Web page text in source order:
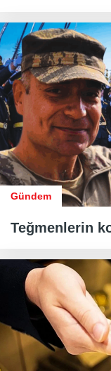
Gündem
Teğmenlerin